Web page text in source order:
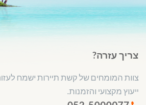
צריך עזרה?
צוות המומחים של קשת תיירות ישמח
ייעוץ מקצועי והזמנות.